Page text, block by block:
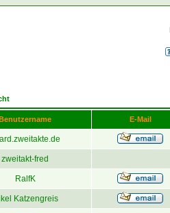
E-Mail
zweitakt-fred
RalfK
Katzengreis